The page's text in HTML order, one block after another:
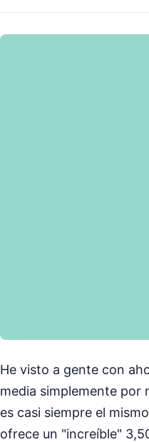
He visto a gente con
media simplemente por
es casi siempre el
ofrece un "increíble"